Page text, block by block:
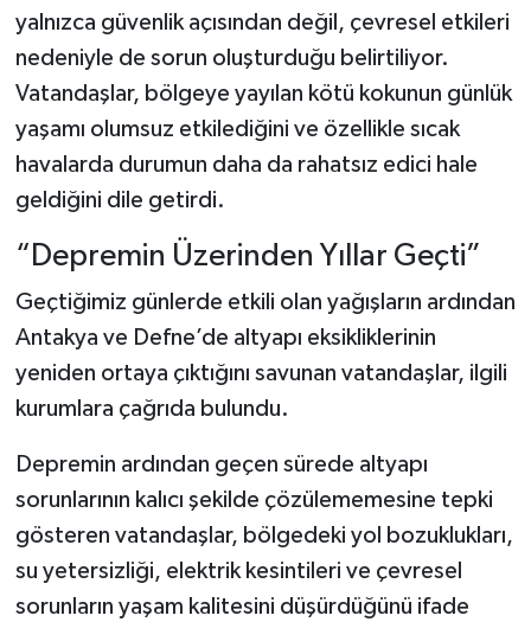
yalnızca güvenlik açısından değil, çevresel etkileri
nedeniyle de sorun oluşturduğu belirtiliyor.
Vatandaşlar, bölgeye yayılan kötü kokunun günlük
yaşamı olumsuz etkilediğini ve özellikle sıcak
havalarda durumun daha da rahatsız edici hale
geldiğini dile getirdi.
“Depremin Üzerinden Yıllar Geçti”
Geçtiğimiz günlerde etkili olan yağışların ardından
Antakya ve Defne’de altyapı eksikliklerinin
yeniden ortaya çıktığını savunan vatandaşlar, ilgili
kurumlara çağrıda bulundu.
Depremin ardından geçen sürede altyapı
sorunlarının kalıcı şekilde çözülememesine tepki
gösteren vatandaşlar, bölgedeki yol bozuklukları,
su yetersizliği, elektrik kesintileri ve çevresel
sorunların yaşam kalitesini düşürdüğünü ifade